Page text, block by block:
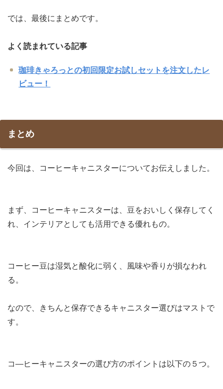
では、最後にまとめです。
よく読まれている記事
珈琲きゃろっとの初回限定お試しセットを注文したレ
ビュー！
まとめ
今回は、コーヒーキャニスターについてお伝えしました。
まず、コーヒーキャニスターは、豆をおいしく保存してく
れ、インテリアとしても活用できる優れもの。
コーヒー豆は湿気と酸化に弱く、風味や香りが損なわれ
る。
なので、きちんと保存できるキャニスター選びはマストで
す。
コ―ヒーキャニスターの選び方のポイントは以下の５つ。